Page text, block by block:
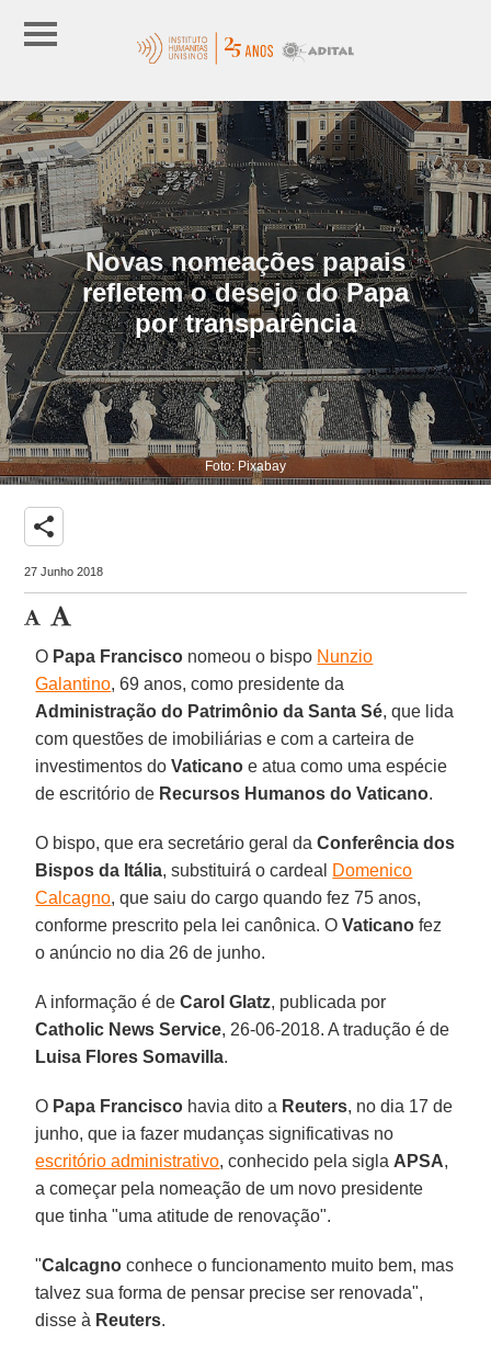
Novas nomeações papais
refletem o desejo do Papa
por transparência
Foto: Pixabay
share
27 Junho 2018
O Papa Francisco nomeou o bispo Nunzio
Galantino, 69 anos, como presidente da
Administração do Patrimônio da Santa Sé, que lida
com questões de imobiliárias e com a carteira de
investimentos doVaticano e atua como uma espécie
de escritório de Recursos Humanos do Vaticano.
O bispo, que era secretário geral daConferência dos
Bispos da Itália, substituirá o cardeal Domenico
Calcagno, que saiu do cargo quando fez 75 anos,
conforme prescrito pela lei canônica. OVaticano fez
o anúncio no dia 26 de junho.
A informação é deCarol Glatz, publicada por
Catholic News Service, 26-06-2018. A tradução é de
Luisa Flores Somavilla.
O Papa Francisco havia dito a Reuters, no dia 17 de
junho, que ia fazer mudanças significativas no
escritório administrativo, conhecido pela sigla APSA,
a começar pela nomeação de um novo presidente
que tinha "uma atitude de renovação".
"Calcagno conhece o funcionamento muito bem, mas
talvez sua forma de pensar precise ser renovada",
disse à Reuters.